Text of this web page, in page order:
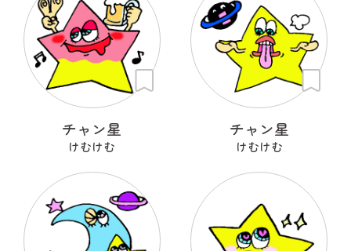
チャン星
けむけむ
チャン星
けむけむ